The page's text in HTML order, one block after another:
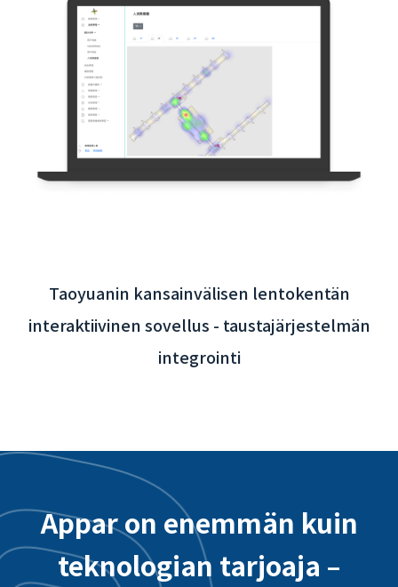
Taoyuanin kansainvälisen lentokentän
interaktiivinen sovellus - taustajärjestelmän
integrointi
Appar on enemmän kuin
teknologian tarjoaja –